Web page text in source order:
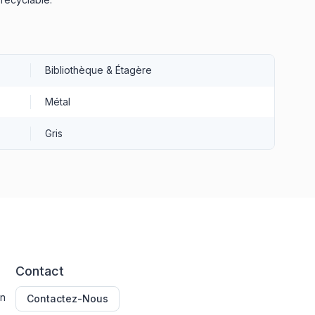
Bibliothèque & Étagère
Métal
Gris
Contact
Contactez-Nous